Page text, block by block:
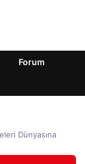
Forum
Dünyasına